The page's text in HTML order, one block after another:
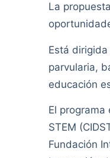
La
Está
parvularia,
educación
El
STEM
Fundación